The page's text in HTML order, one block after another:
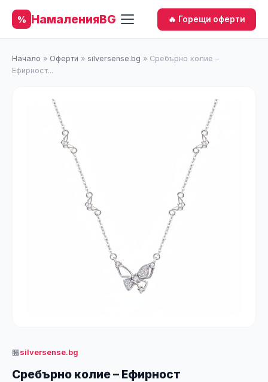
% НамаленияBG 🔥 Горещи оферти
Начало » Оферти » silversense.bg » Сребърно колие –
Ефирност...
🏪silversense.bg
Сребърно колие – Ефирност